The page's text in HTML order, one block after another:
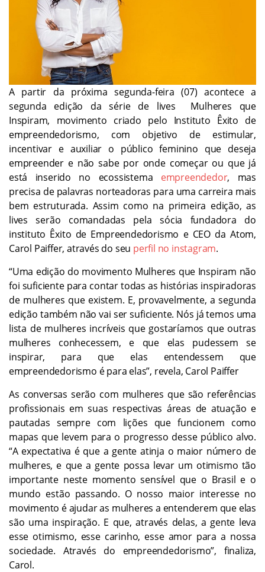
A partir da próxima segunda-feira (07) acontece a
segunda edição da série de lives Mulheres que
Inspiram, movimento criado pelo Instituto Êxito de
empreendedorismo, com objetivo de estimular,
incentivar e auxiliar o público feminino que deseja
empreender e não sabe por onde começar ou que já
está inserido no ecossistema empreendedor, mas
precisa de palavras norteadoras para uma carreira mais
bem estruturada. Assim como na primeira edição, as
lives serão comandadas pela sócia fundadora do
instituto Êxito de Empreendedorismo e CEO da Atom,
Carol Paiffer, através do seu perfil no instagram.
“Uma edição do movimento Mulheres que Inspiram não
foi suficiente para contar todas as histórias inspiradoras
de mulheres que existem. E, provavelmente, a segunda
edição também não vai ser suficiente. Nós já temos uma
lista de mulheres incríveis que gostaríamos que outras
mulheres conhecessem, e que elas pudessem se
inspirar, para que elas entendessem que
empreendedorismo é para elas”, revela, Carol Paiffer
As conversas serão com mulheres que são referências
profissionais em suas respectivas áreas de atuação e
pautadas sempre com lições que funcionem como
mapas que levem para o progresso desse público alvo.
“A expectativa é que a gente atinja o maior número de
mulheres, e que a gente possa levar um otimismo tão
importante neste momento sensível que o Brasil e o
mundo estão passando. O nosso maior interesse no
movimento é ajudar as mulheres a entenderem que elas
são uma inspiração. E que, através delas, a gente leva
esse otimismo, esse carinho, esse amor para a nossa
sociedade. Através do empreendedorismo”, finaliza,
Carol.